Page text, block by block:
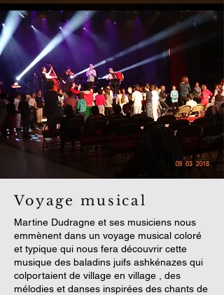
Voyage musical
Martine Dudragne et ses musiciens nous
emmènent dans un voyage musical coloré
et typique qui nous fera découvrir cette
musique des baladins juifs ashkénazes qui
colportaient de village en village , des
mélodies et danses inspirées des chants de